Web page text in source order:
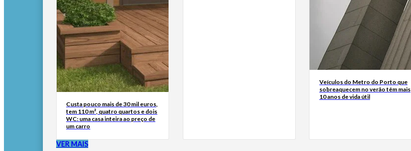
Custa pouco mais de 30 mil euros,
tem 110 m², quatro quartos e dois
WC: uma casa inteira ao preço de
um carro
Veículos do Metro do Porto que
sobreaquecem no verão têm mais
10 anos de vida útil
VER MAIS